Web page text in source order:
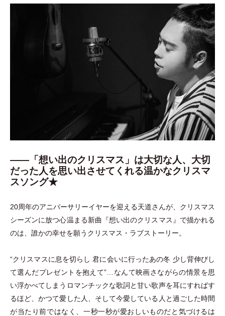
――「想い出のクリスマス」は大切な人、大切
だった人を思い出させてくれる温かなクリスマ
スソング★
20周年のアニバーサリーイヤーを迎える天道さんが、クリスマス
シーズンに放つ心温まる新曲『想い出のクリスマス』で描かれる
のは、誰かの幸せを願うクリスマス ・ ラブストーリー。
“クリスマスに息を切らし 君に会いに行ったあの冬 少し背伸びし
て選んだプレゼントを抱えて”…なんて映画さながらの情景を思
い浮かべてしまうロマンチックな歌詞と甘い歌声を耳にすればす
るほど、かつて愛した人、そして今愛している人と過ごした時間
が当たり前ではなく、一秒一秒が愛おしいものだと気づけるは